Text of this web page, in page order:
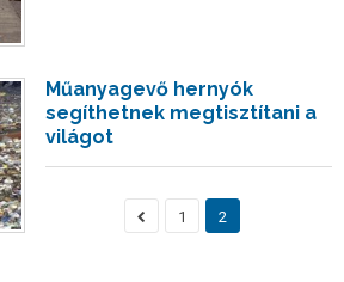
Műanyagevő hernyók
segíthetnek megtisztítani a
világot
1 2